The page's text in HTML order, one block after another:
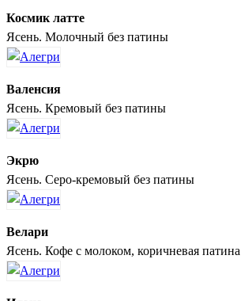
Космик латте
Ясень. Молочный без патины
Валенсия
Ясень. Кремовый без патины
Экрю
Ясень. Серо-кремовый без патины
Велари
Ясень. Кофе с молоком, коричневая патина